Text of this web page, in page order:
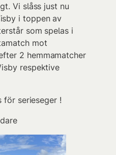
Vi slåss just nu
i toppen av
som spelas i
mot
2 hemmamatcher
respektive
för serieseger !